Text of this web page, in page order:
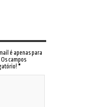
é apenas para
campos
*